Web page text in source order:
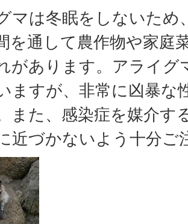
マは冬眠をしないため
を通して農作物や家庭
があります。アライグ
ますが、非常に凶暴な
また、感染症を媒介す
近づかないよう十分ご